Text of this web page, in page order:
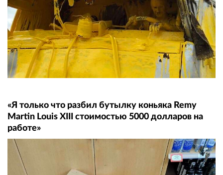
«Я только что разбил бутылку коньяка Remy
Martin Louis XIII стоимостью 5000 долларов на
работе»